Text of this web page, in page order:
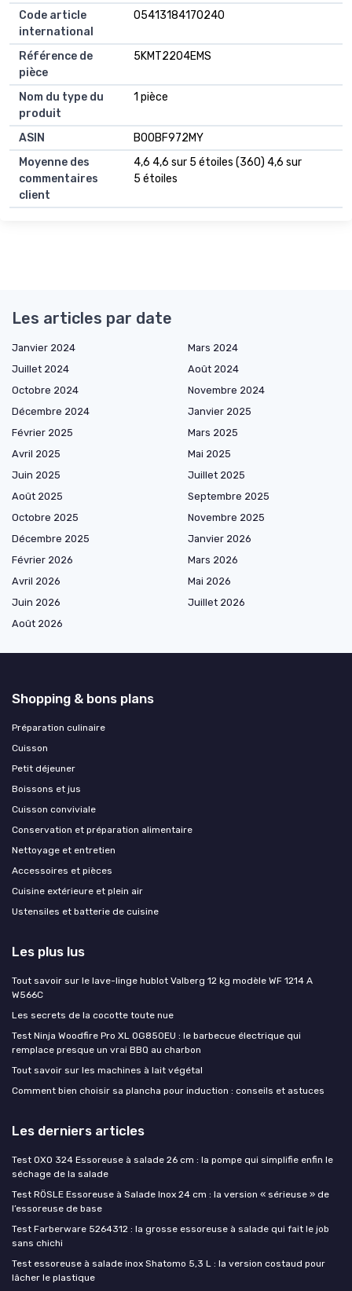
Code article
international
05413184170240
Référence de
pièce
5KMT2204EMS
Nom du type du
produit
1 pièce
ASIN
B00BF972MY
Moyenne des
commentaires
client
4,6 4,6 sur 5 étoiles (360) 4,6 sur
5 étoiles
Les articles par date
Janvier 2024
Mars 2024
Juillet 2024
Août 2024
Octobre 2024
Novembre 2024
Décembre 2024
Janvier 2025
Février 2025
Mars 2025
Avril 2025
Mai 2025
Juin 2025
Juillet 2025
Août 2025
Septembre 2025
Octobre 2025
Novembre 2025
Décembre 2025
Janvier 2026
Février 2026
Mars 2026
Avril 2026
Mai 2026
Juin 2026
Juillet 2026
Août 2026
Shopping & bons plans
Préparation culinaire
Cuisson
Petit déjeuner
Boissons et jus
Cuisson conviviale
Conservation et préparation alimentaire
Nettoyage et entretien
Accessoires et pièces
Cuisine extérieure et plein air
Ustensiles et batterie de cuisine
Les plus lus
Tout savoir sur le lave-linge hublot Valberg 12 kg modèle WF 1214 A
W566C
Les secrets de la cocotte toute nue
Test Ninja Woodfire Pro XL OG850EU : le barbecue électrique qui
remplace presque un vrai BBQ au charbon
Tout savoir sur les machines à lait végétal
Comment bien choisir sa plancha pour induction : conseils et astuces
Les derniers articles
Test OXO 324 Essoreuse à salade 26 cm : la pompe qui simplifie enfin le
séchage de la salade
Test RÖSLE Essoreuse à Salade Inox 24 cm : la version « sérieuse » de
l’essoreuse de base
Test Farberware 5264312 : la grosse essoreuse à salade qui fait le job
sans chichi
Test essoreuse à salade inox Shatomo 5,3 L : la version costaud pour
lâcher le plastique